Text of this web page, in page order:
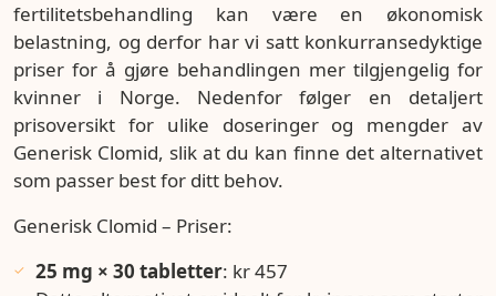
fertilitetsbehandling kan være en økonomisk
belastning, og derfor har vi satt konkurransedyktige
priser for å gjøre behandlingen mer tilgjengelig for
kvinner i Norge. Nedenfor følger en detaljert
prisoversikt for ulike doseringer og mengder av
Generisk Clomid, slik at du kan finne det alternativet
som passer best for ditt behov.
Generisk Clomid – Priser:
25 mg × 30 tabletter: kr 457